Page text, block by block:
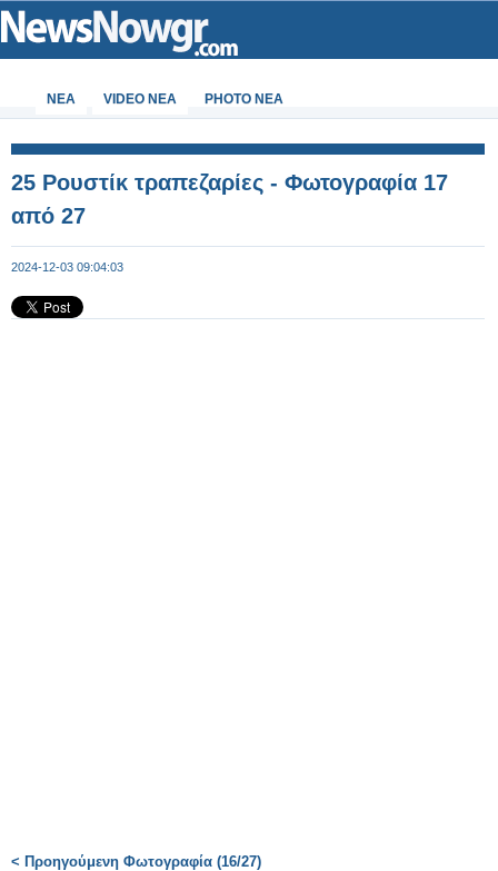
ΝΕΑ VIDEO NEA PHOTO NEA
25 Ρουστίκ τραπεζαρίες - Φωτογραφία 17
από 27
2024-12-03 09:04:03
< Προηγούμενη Φωτογραφία (16/27)